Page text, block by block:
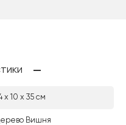
х 10 х 35 см
Вишня